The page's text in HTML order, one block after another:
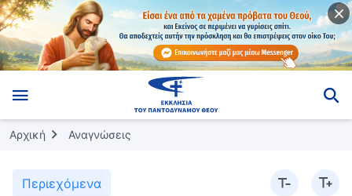
Αρχική Αναγνώσεις
Περιεχόμενα